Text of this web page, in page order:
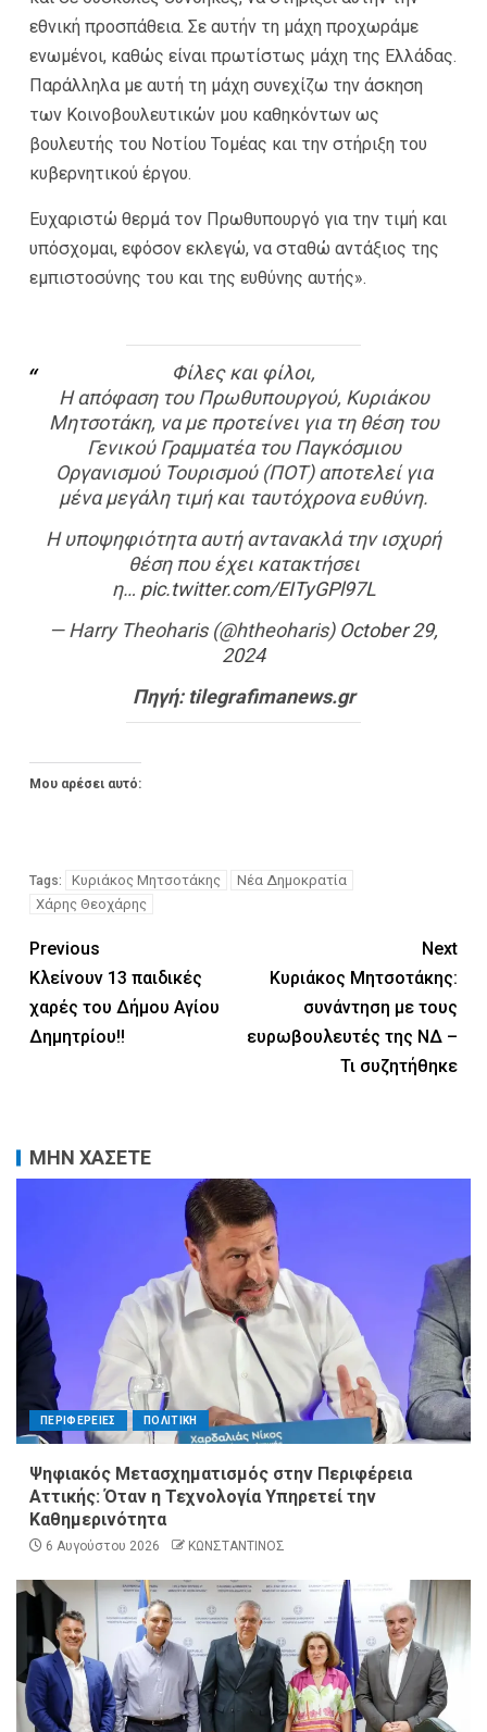
εθνική προσπάθεια. Σε αυτήν τη μάχη προχωράμε
ενωμένοι, καθώς είναι πρωτίστως μάχη της Ελλάδας.
Παράλληλα με αυτή τη μάχη συνεχίζω την άσκηση
των Κοινοβουλευτικών μου καθηκόντων ως
βουλευτής του Νοτίου Τομέας και την στήριξη του
κυβερνητικού έργου.
Ευχαριστώ θερμά τον Πρωθυπουργό για την τιμή και
υπόσχομαι, εφόσον εκλεγώ, να σταθώ αντάξιος της
εμπιστοσύνης του και της ευθύνης αυτής».
Φίλες και φίλοι,
Η απόφαση του Πρωθυπουργού, Κυριάκου
Μητσοτάκη, να με προτείνει για τη θέση του
Γενικού Γραμματέα του Παγκόσμιου
Οργανισμού Τουρισμού (ΠΟΤ) αποτελεί για
μένα μεγάλη τιμή και ταυτόχρονα ευθύνη.
Η υποψηφιότητα αυτή αντανακλά την ισχυρή
θέση που έχει κατακτήσει
η… pic.twitter.com/EITyGPl97L
— Harry Theoharis (@htheoharis) October 29,
2024
Πηγή: tilegrafimanews.gr
Μου αρέσει αυτό:
Tags: Κυριάκος Μητσοτάκης
Νέα Δημοκρατία
Χάρης Θεοχάρης
Previous
Κλείνουν 13 παιδικές
χαρές του Δήμου Αγίου
Δημητρίου!!
Next
Κυριάκος Μητσοτάκης:
συνάντηση με τους
ευρωβουλευτές της ΝΔ –
Τι συζητήθηκε
ΜΗΝ ΧΑΣΕΤΕ
ΠΕΡΙΦΕΡΕΙΕΣ ΠΟΛΙΤΙΚΗ
Ψηφιακός Μετασχηματισμός στην Περιφέρεια
Αττικής: Όταν η Τεχνολογία Υπηρετεί την
Καθημερινότητα
6 Αυγούστου 2026 ΚΩΝΣΤΑΝΤΙΝΟΣ